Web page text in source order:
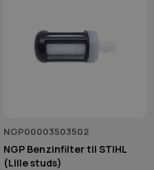
NGP00003503502
NGP Benzinfilter til STIHL
(Lille studs)